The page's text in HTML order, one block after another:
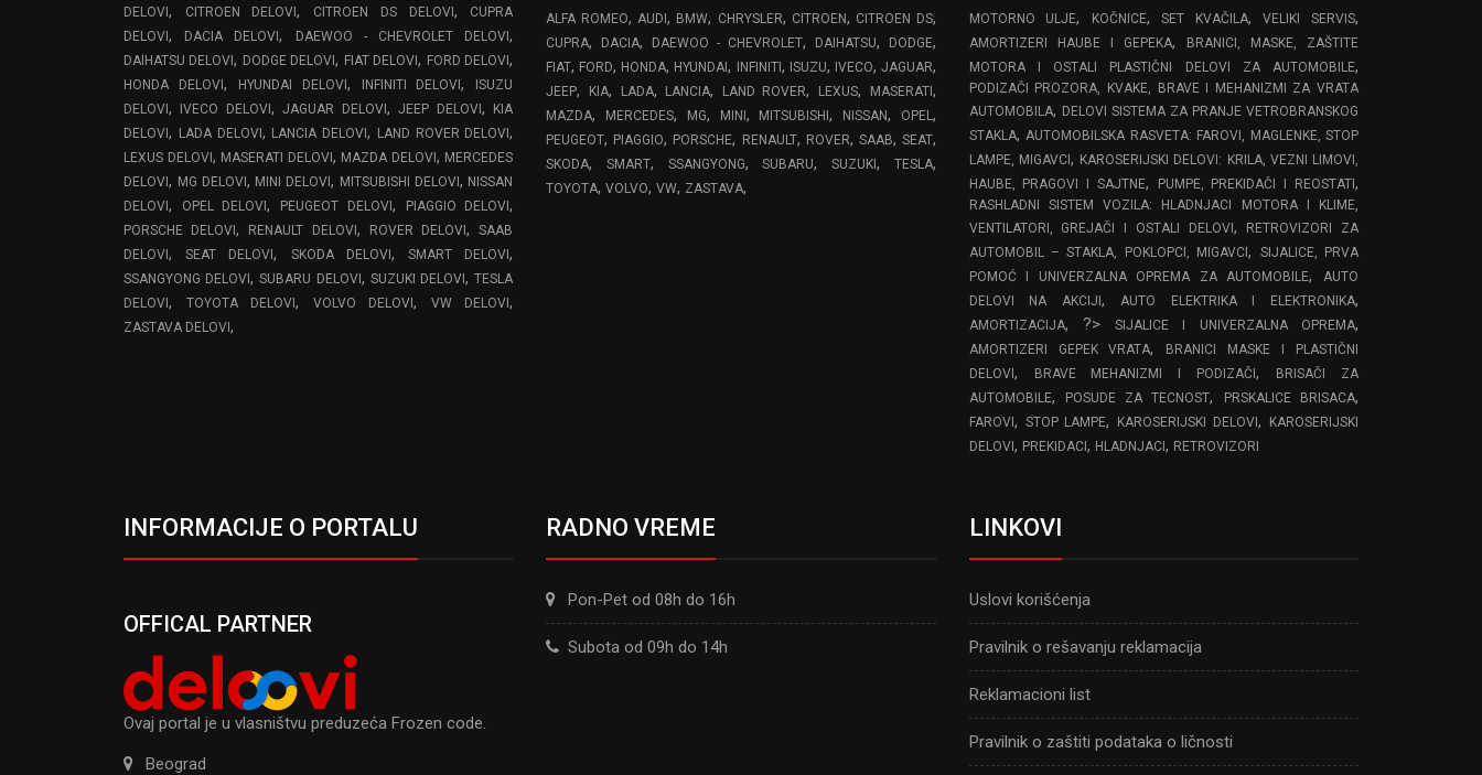
DELOVI , CITROEN DELOVI, CITROEN DS DELOVI ,
CUPRA
DELOVI , DACIA DELOVI, DAEWOO - CHEVROLET DELOVI,
DAIHATSU DELOVI, DODGE DELOVI, FIAT DELOVI, FORD DELOVI,
HONDA DELOVI , HYUNDAI DELOVI , INFINITI DELOVI,
ISUZU
DELOVI , IVECO DELOVI ,JAGUAR DELOVI ,JEEP DELOVI ,
KIA
DELOVI , LADA DELOVI , LANCIA DELOVI, LAND ROVER DELOVI,
LEXUS DELOVI , MASERATI DELOVI , MAZDA DELOVI , MERCEDES
DELOVI , MG DELOVI , MINI DELOVI, MITSUBISHI DELOVI , NISSAN
DELOVI , OPEL DELOVI, PEUGEOT DELOVI , PIAGGIO DELOVI,
PORSCHE DELOVI, RENAULT DELOVI , ROVER DELOVI,SAAB
DELOVI ,SEAT DELOVI, SKODA DELOVI ,SMART DELOVI,
SSANGYONG DELOVI,SUBARU DELOVI , SUZUKI DELOVI,TESLA
DELOVI , TOYOTA DELOVI, VOLVO DELOVI, VW DELOVI,
ZASTAVA DELOVI ,
ALFA ROMEO,AUDI, BMW, CHRYSLER, CITROEN, CITROEN DS,
CUPRA, DACIA, DAEWOO - CHEVROLET, DAIHATSU, DODGE,
FIAT, FORD, HONDA, HYUNDAI, INFINITI , ISUZU, IVECO, JAGUAR,
JEEP, KIA, LADA, LANCIA, LAND ROVER, LEXUS, MASERATI ,
MAZDA, MERCEDES, MG, MINI , MITSUBISHI, NISSAN, OPEL,
PEUGEOT, PIAGGIO, PORSCHE, RENAULT, ROVER, SAAB, SEAT,
SKODA, SMART, SSANGYONG,SUBARU,SUZUKI, TESLA,
TOYOTA,VOLVO,VW, ZASTAVA,
MOTORNO ULJE, KOČNICE,SET KVAČILA,VELIKI SERVIS,
AMORTIZERI HAUBE I GEPEKA,
BRANICI, MASKE, ZAŠTITE
MOTORA I OSTALI PLASTIČNI DELOVI ZA AUTOMOBILE,
PODIZAČI PROZORA, KVAKE, BRAVE I MEHANIZMI ZA VRATA
AUTOMOBILA, DELOVI SISTEMA ZA PRANJE VETROBRANSKOG
STAKLA,AUTOMOBILSKA RASVETA: FAROVI, MAGLENKE, STOP
LAMPE, MIGAVCI , KAROSERIJSKI DELOVI: KRILA, VEZNI LIMOVI,
HAUBE, PRAGOVI I SAJTNE, PUMPE, PREKIDAČI I REOSTATI,
RASHLADNI SISTEM VOZILA: HLADNJACI MOTORA I KLIME,
VENTILATORI, GREJAČI I OSTALI DELOVI ,
RETROVIZORI ZA
AUTOMOBIL – STAKLA, POKLOPCI, MIGAVCI,
SIJALICE, PRVA
POMOĆ I UNIVERZALNA OPREMA ZA AUTOMOBILE,
AUTO
DELOVI NA AKCIJI ,AUTO ELEKTRIKA I ELEKTRONIKA,
AMORTIZACIJA, ?>SIJALICE I UNIVERZALNA OPREMA,
AMORTIZERI GEPEK VRATA,
BRANICI MASKE I PLASTIČNI
DELOVI , BRAVE MEHANIZMI I PODIZAČI,
BRISAČI ZA
AUTOMOBILE, POSUDE ZA TECNOST, PRSKALICE BRISACA,
FAROVI , STOP LAMPE, KAROSERIJSKI DELOVI,
KAROSERIJSKI
DELOVI , PREKIDACI , HLADNJACI , RETROVIZORI
INFORMACIJE O PORTALU
OFFICAL PARTNER
Ovaj portal je u vlasništvu preduzeća Frozen code.
Beograd
RADNO VREME
Pon-Pet od 08h do 16h
Subota od 09h do 14h
LINKOVI
Uslovi korišćenja
Pravilnik o rešavanju reklamacija
Reklamacioni list
Pravilnik o zaštiti podataka o ličnosti